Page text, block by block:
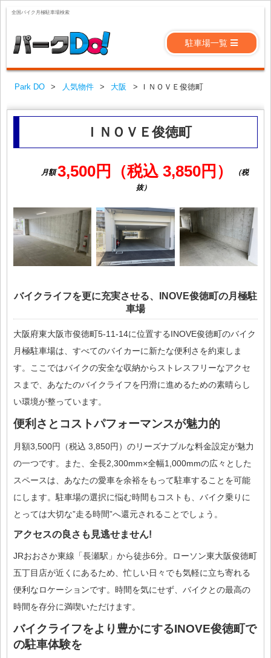
全国バイク月極駐車場検索
駐車場一覧
Park DO > 人気物件 > 大阪 > ＩＮＯＶＥ俊徳町
ＩＮＯＶＥ俊徳町
月額 3,500円（税込 3,850円）
（税
抜）
バイクライフを更に充実させる、INOVE俊徳町の月極駐
車場
大阪府東大阪市俊徳町5-11-14に位置するINOVE俊徳町のバイク
月極駐車場は、すべてのバイカーに新たな便利さを約束しま
す。ここではバイクの安全な収納からストレスフリーなアクセ
スまで、あなたのバイクライフを円滑に進めるための素晴らし
い環境が整っています。
便利さとコストパフォーマンスが魅力的
月額3,500円（税込 3,850円）のリーズナブルな料金設定が魅力
の一つです。また、全長2,300mm×全幅1,000mmの広々とした
スペースは、あなたの愛車を余裕をもって駐車することを可能
にします。駐車場の選択に悩む時間もコストも、バイク乗りに
とっては大切な”走る時間”へ還元されることでしょう。
アクセスの良さも見逃せません!
JRおおさか東線「長瀬駅」から徒歩6分。ローソン東大阪俊徳町
五丁目店が近くにあるため、忙しい日々でも気軽に立ち寄れる
便利なロケーションです。時間を気にせず、バイクとの最高の
時間を存分に満喫いただけます。
バイクライフをより豊かにするINOVE俊徳町で
の駐車体験を